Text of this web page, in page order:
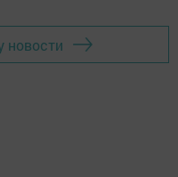
новости